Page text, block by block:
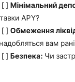
[ ] Мінімальний
APY?
[ ] Обмеження
вам
[ ] Безпека: Чи